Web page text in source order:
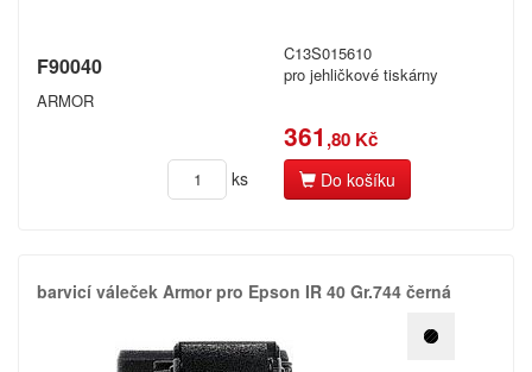
F90040
ARMOR
C13S015610
pro jehličkové tiskárny
361 ,80 Kč
ks Do košíku
barvicí váleček Armor pro Epson IR 40 Gr.​744 černá